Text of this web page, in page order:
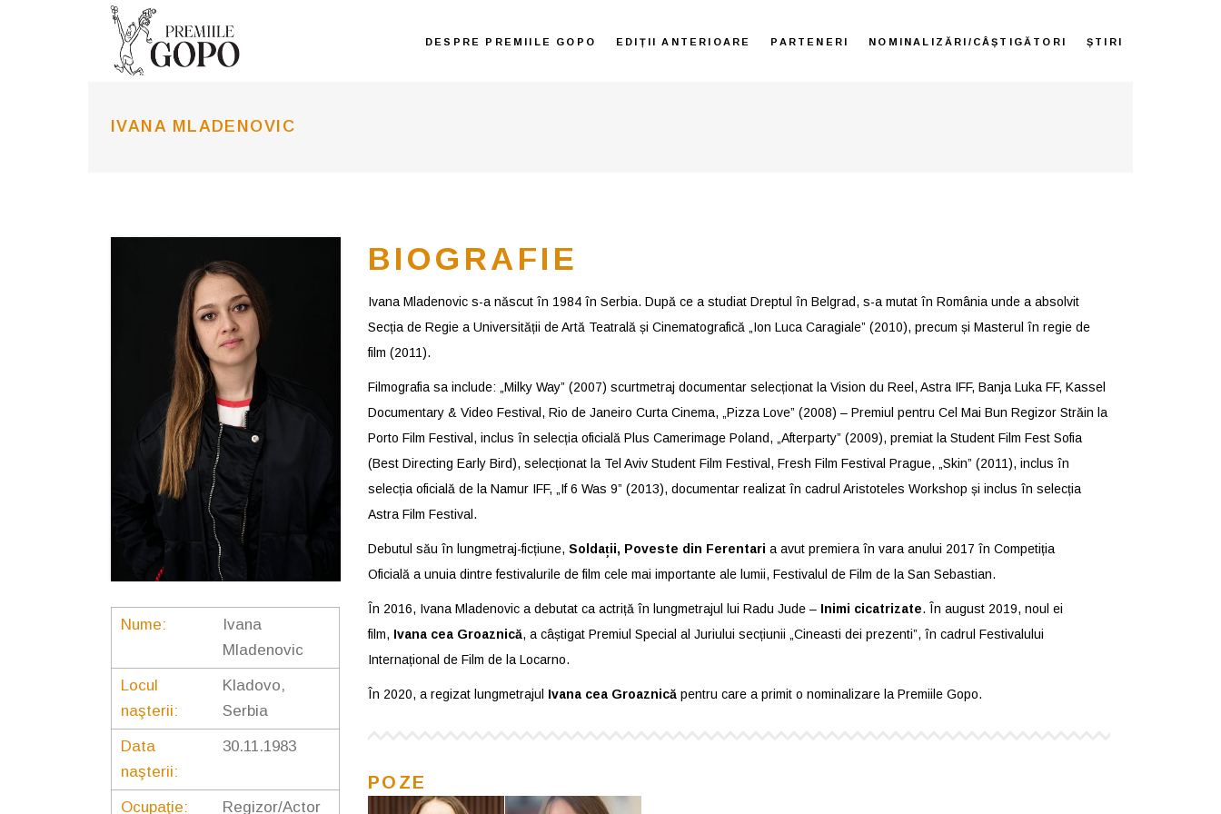
DESPRE PREMIILE GOPO EDIȚII ANTERIOARE PARTENERI NOMINALIZĂRI/CÂȘTIGĂTORI ȘTIRI
IVANA MLADENOVIC
Nume:
Ivana
Mladenovic
Locul
naşterii:
Kladovo,
Serbia
Data
naşterii:
30.11.1983
Ocupaţie: Regizor/Actor
BIOGRAFIE
Ivana Mladenovic s-a născut în 1984 în Serbia. După ce a studiat Dreptul în Belgrad, s-a mutat în România unde a absolvit
Secția de Regie a Universității de Artă Teatrală și Cinematografică „Ion Luca Caragiale” (2010), precum și Masterul în regie de
film (2011).
Filmografia sa include: „Milky Way” (2007) scurtmetraj documentar selecționat la Vision du Reel, Astra IFF, Banja Luka FF, Kassel
Documentary & Video Festival, Rio de Janeiro Curta Cinema, „Pizza Love” (2008) – Premiul pentru Cel Mai Bun Regizor Străin la
Porto Film Festival, inclus în selecția oficială Plus Camerimage Poland, „Afterparty” (2009), premiat la Student Film Fest Sofia
(Best Directing Early Bird), selecționat la Tel Aviv Student Film Festival, Fresh Film Festival Prague, „Skin” (2011), inclus în
selecția oficială de la Namur IFF, „If 6 Was 9” (2013), documentar realizat în cadrul Aristoteles Workshop și inclus în selecția
Astra Film Festival.
Debutul său în lungmetraj-ficțiune, Soldații, Poveste din Ferentari a avut premiera în vara anului 2017 în Competiția
Oficială a unuia dintre festivalurile de film cele mai importante ale lumii, Festivalul de Film de la San Sebastian.
În 2016, Ivana Mladenovic a debutat ca actriță în lungmetrajul lui Radu Jude – Inimi cicatrizate. În august 2019, noul ei
film, Ivana cea Groaznică, a câștigat Premiul Special al Juriului secțiunii „Cineasti dei prezenti”, în cadrul Festivalului
Internațional de Film de la Locarno.
În 2020, a regizat lungmetrajul Ivana cea Groaznicăpentru care a primit o nominalizare la Premiile Gopo.
POZE